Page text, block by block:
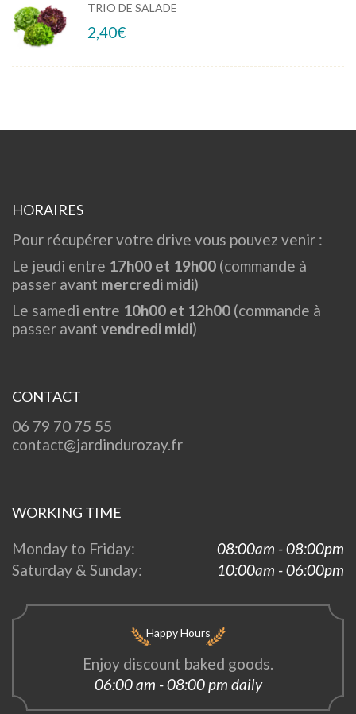
TRIO DE SALADE
2,40€
HORAIRES
Pour récupérer votre drive vous pouvez venir :
Le jeudi entre 17h00 et 19h00 (commande à
passer avant mercredi midi)
Le samedi entre 10h00 et 12h00 (commande à
passer avant vendredi midi)
CONTACT
06 79 70 75 55
contact@jardindurozay.fr
WORKING TIME
Monday to Friday:
08:00am - 08:00pm
Saturday & Sunday:
10:00am - 06:00pm
Happy Hours
Enjoy discount baked goods.
06:00 am - 08:00 pm daily